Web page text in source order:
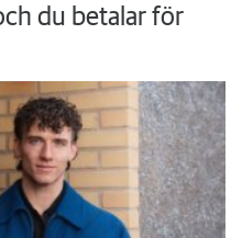
du betalar för